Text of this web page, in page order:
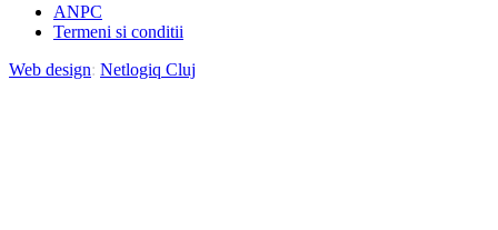
ANPC
Termeni si conditii
Web design: Netlogiq Cluj